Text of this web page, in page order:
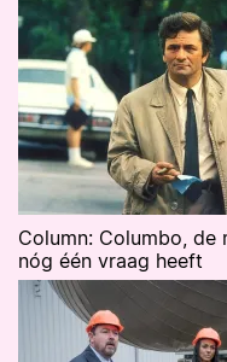
Column: Columbo, de
nóg één vraag heeft